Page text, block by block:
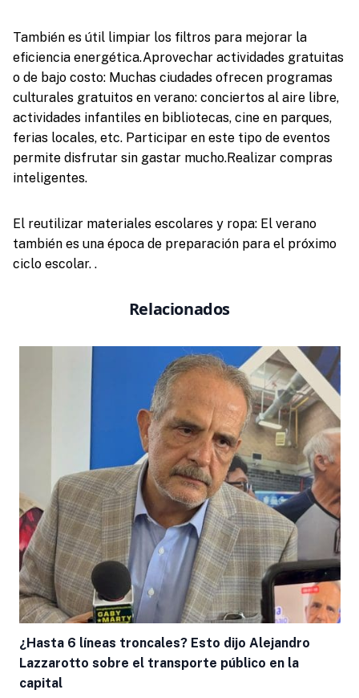
También es útil limpiar los filtros para mejorar la
eficiencia energética.Aprovechar actividades gratuitas
o de bajo costo: Muchas ciudades ofrecen programas
culturales gratuitos en verano: conciertos al aire libre,
actividades infantiles en bibliotecas, cine en parques,
ferias locales, etc. Participar en este tipo de eventos
permite disfrutar sin gastar mucho.Realizar compras
inteligentes.
El reutilizar materiales escolares y ropa: El verano
también es una época de preparación para el próximo
ciclo escolar. .
Relacionados
¿Hasta 6 líneas troncales? Esto dijo Alejandro
Lazzarotto sobre el transporte público en la
capital